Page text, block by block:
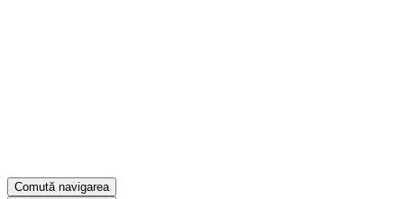
Comută navigarea